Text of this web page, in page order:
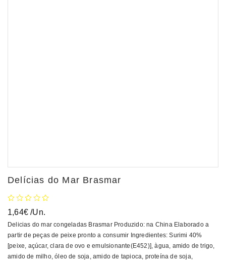
Delícias do Mar Brasmar
1,64€ /Un.
Delicias do mar congeladas Brasmar Produzido: na China Elaborado a
partir de peças de peixe pronto a consumir Ingredientes: Surimi 40%
[peixe, açúcar, clara de ovo e emulsionante(E452)], àgua, amido de trigo,
amido de milho, óleo de soja, amido de tapioca, proteína de soja,